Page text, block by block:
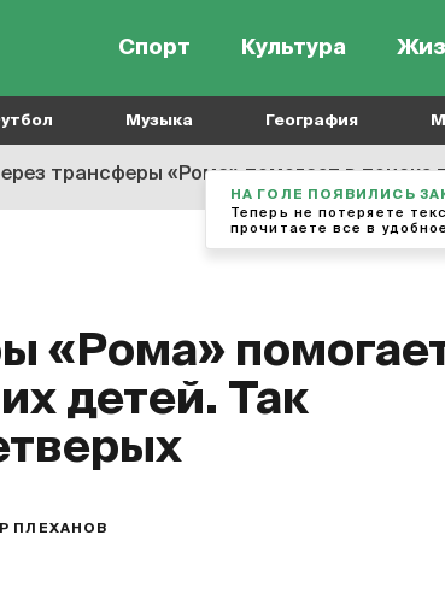
Спорт Культура
Музыка География
трансферы «Рома» помогает в
«Рома»
детей. Так
ПЛЕХАНОВ
НА ГОЛЕ ПОЯВИЛИСЬ
Теперь не потеряете
прочитаете все в